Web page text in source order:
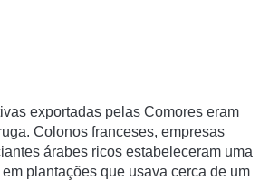
exportadas pelas Comores eram
Colonos franceses, empresas
árabes ricos estabeleceram uma
plantações que usava cerca de um